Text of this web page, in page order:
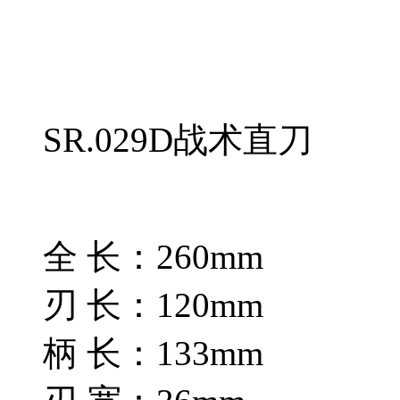
SR.029D战术直刀
全 长：260mm
刃 长：120mm
柄 长：133mm